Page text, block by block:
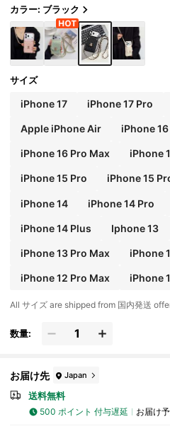
ax/13/13pro/13promax / 12/
応、全機種保護、ガーリー、女性
止。
カラー: ブラック
サイズ
iPhone 17 iPhone 17 Pro
Apple iPhone Air iPhone 16
iPhone 16 Pro Max iPhone
iPhone 15 Pro iPhone 15
iPhone 14 iPhone 14 Pro
iPhone 14 Plus Iphone 13
iPhone 13 Pro Max iPhone
iPhone 12 Pro Max iPhone
All サイズ are shipped from 国内発送
数量:
お届け先 Japan
送料無料
500 ポイント 付与遅延 お届け